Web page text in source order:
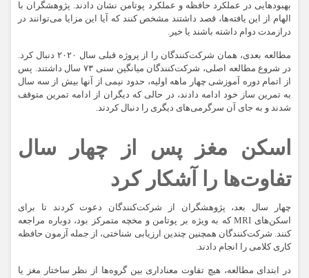
بهبودهایی در عملکرد حافظه و عملکرد پوتامن نشان دادند. پژوهشگران با
الهام از این یافته‌ها، قصد داشتند مشخص کنند که آیا این مزایا می‌توانند در
درازمدت دوام داشته باشند یا خیر.
مطالعه بعدی، همان شرکت‌کنندگان را از پروژه قبلی سال ۲۰۲۰ دنبال کرد.
در شروع مطالعه اصلی، شرکت‌کنندگان میانگین سنی ۷۳ سال داشتند. پس
از اتمام دوره آموزشی چهار ماهه اولیه، حدود نیمی از آنها بیش از سه سال
به تمرین ساز خود ادامه دادند، در حالی که دیگران از ادامه تمرین متوقف
شدند و به جای آن سرگرمی‌های دیگری را دنبال کردند.
اسکن مغز پس از چهار سال
تفاوت‌ها را آشکار کرد
چهار سال بعد، پژوهشگران از شرکت‌کنندگان دعوت کردند تا برای
اسکن‌های MRI که به ویژه بر پوتامن و مخچه متمرکز بود، دوباره مراجعه
کنند. شرکت‌کنندگان همچنین چندین ارزیابی شناختی، از جمله آزمون حافظه
کاری کلامی را انجام دادند.
در ابتدای مطالعه، هیچ تفاوت معناداری بین گروه‌ها از نظر ساختار مغز یا